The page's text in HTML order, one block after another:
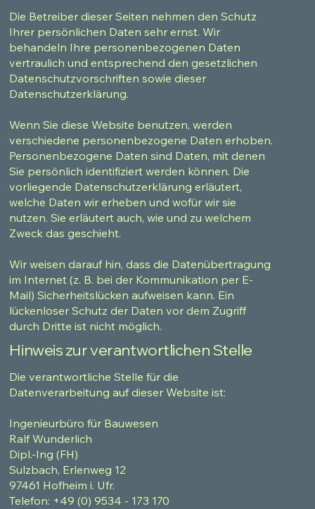
Hinweis zur verantwortlichen Stelle
Die verantwortliche Stelle für die
Datenverarbeitung auf dieser Website ist:
Ingenieurbüro für Bauwesen
Ralf Wunderlich
Dipl.-Ing (FH)
Sulzbach, Erlenweg 12
97461 Hofheim i. Ufr.
Telefon: +49 (0) 9534 - 173 170
Die Betreiber dieser Seiten nehmen den Schutz
Ihrer persönlichen Daten sehr ernst. Wir
behandeln Ihre personenbezogenen Daten
vertraulich und entsprechend den gesetzlichen
Datenschutzvorschriften sowie dieser
Datenschutzerklärung.
Wenn Sie diese Website benutzen, werden
verschiedene personenbezogene Daten erhoben.
Personenbezogene Daten sind Daten, mit denen
Sie persönlich identifiziert werden können. Die
vorliegende Datenschutzerklärung erläutert,
welche Daten wir erheben und wofür wir sie
nutzen. Sie erläutert auch, wie und zu welchem
Zweck das geschieht.
Wir weisen darauf hin, dass die Datenübertragung
im Internet (z. B. bei der Kommunikation per E-
Mail) Sicherheitslücken aufweisen kann. Ein
lückenloser Schutz der Daten vor dem Zugriff
durch Dritte ist nicht möglich.